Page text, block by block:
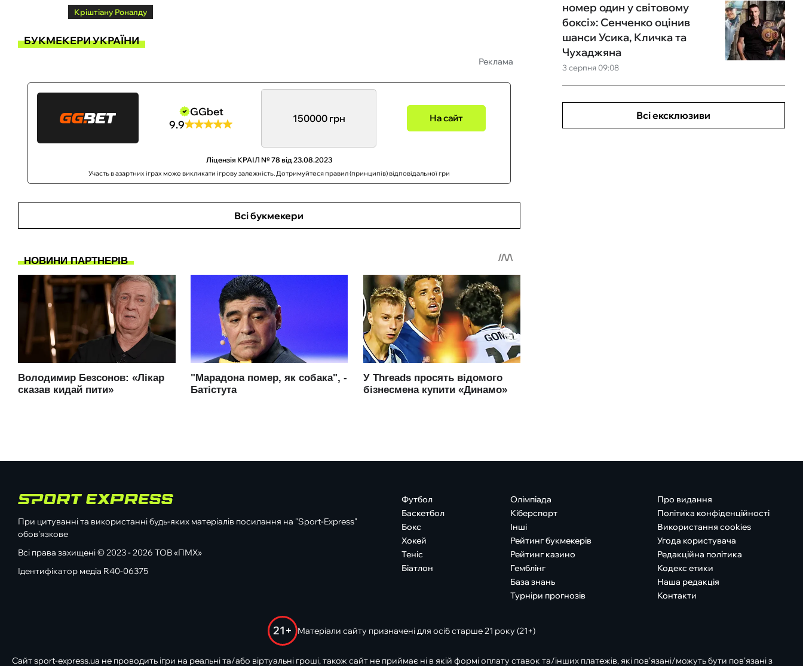
Кріштіану Роналду
БУКМЕКЕРИ УКРАЇНИ
Реклама
GGbet
9.9
150000 грн На сайт
Ліцензія КРАІЛ № 78 від 23.08.2023
Участь в азартних іграх може викликати ігрову залежність. Дотримуйтеся правил (принципів) відповідальної гри
Всі букмекери
3 серпня 09:08
номер один у світовому
боксі»: Сенченко оцінив
шанси Усика, Кличка та
Чухаджяна
Всі ексклюзиви
При цитуванні та використанні будь-яких матеріалів посилання на "Sport-Express"
обов'язкове
Всі права захищені © 2023 - 2026 ТОВ «ПМХ»
Ідентифікатор медіа R40-06375
Футбол
Баскетбол
Бокс
Хокей
Теніс
Біатлон
Олімпіада
Кіберспорт
Інші
Рейтинг букмекерів
Рейтинг казино
Гемблінг
База знань
Турніри прогнозів
Про видання
Політика конфіденційності
Використання cookies
Угода користувача
Редакційна політика
Кодекс етики
Наша редакція
Контакти
21+ Матеріали сайту призначені для осіб старше 21 року (21+)
Сайт sport-express.ua не проводить ігри на реальні та/або віртуальні гроші, також сайт не приймає ні в якій формі оплату ставок та/інших платежів, які пов’язані/можуть бути пов’язані з